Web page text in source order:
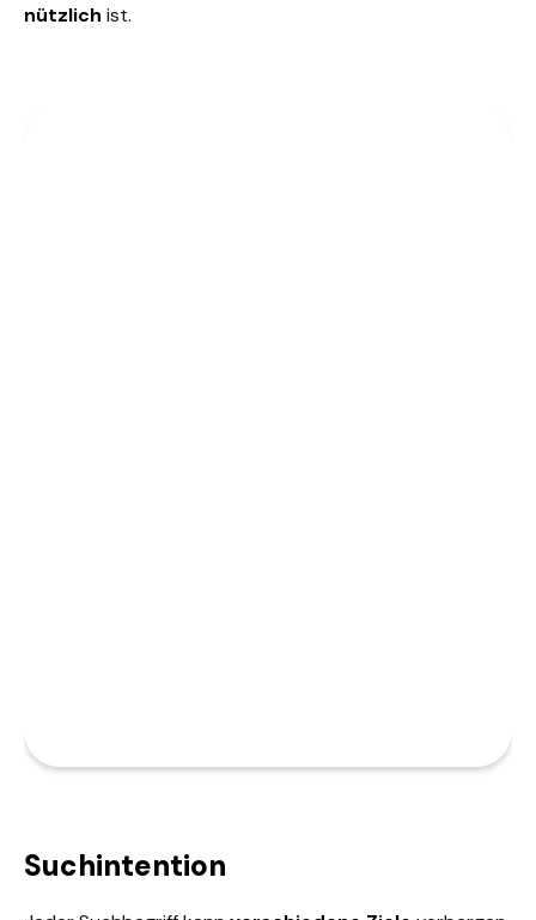
nützlich ist.
Suchintention